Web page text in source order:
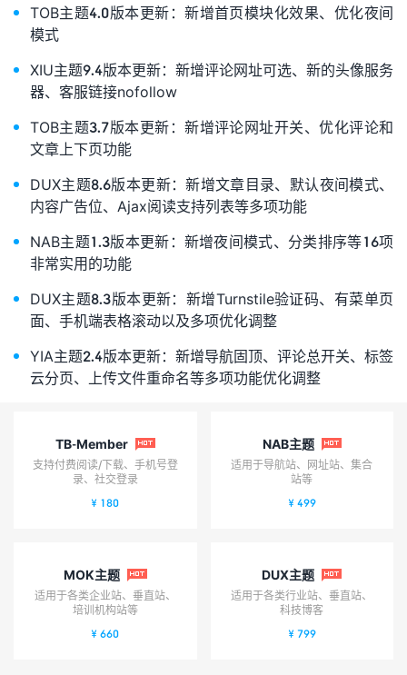
TOB主题4.0版本更新：新增首页模块化效果、优化夜间
模式
XIU主题9.4版本更新：新增评论网址可选、新的头像服务
器、客服链接nofollow
TOB主题3.7版本更新：新增评论网址开关、优化评论和
文章上下页功能
DUX主题8.6版本更新：新增文章目录、默认夜间模式、
内容广告位、Ajax阅读支持列表等多项功能
NAB主题1.3版本更新：新增夜间模式、分类排序等16项
非常实用的功能
DUX主题8.3版本更新：新增Turnstile验证码、有菜单页
面、手机端表格滚动以及多项优化调整
YIA主题2.4版本更新：新增导航固顶、评论总开关、标签
云分页、上传文件重命名等多项功能优化调整
TB-Member 
支持付费阅读/下载、手机号登
录、社交登录
¥ 180
NAB主题 
适用于导航站、网址站、集合
站等
¥ 499
MOK主题 
适用于各类企业站、垂直站、
培训机构站等
¥ 660
DUX主题 
适用于各类行业站、垂直站、
科技博客
¥ 799